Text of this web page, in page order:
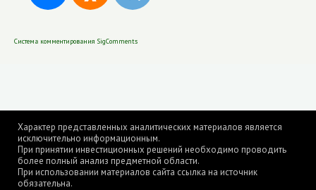
Система комментирования SigComments
Характер представленных аналитических материалов является
исключительно информационным.
При принятии инвестиционных решений необходимо проводить
более полный анализ предметной области.
При использовании материалов сайта ссылка на источник
обязательна.